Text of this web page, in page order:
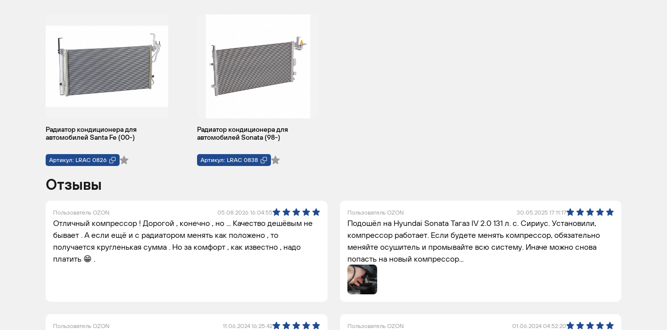
Радиатор кондиционера для
автомобилей Santa Fe (00-)
Артикул: LRAC 0826
Радиатор кондиционера для
автомобилей Sonata (98-)
Артикул: LRAC 0838
Отзывы
Пользователь OZON 05.08.2026 16:04:55
Отличный компрессор ! Дорогой , конечно , но ... Качество дешёвым не
бывает . А если ещё и с радиатором менять как положено , то
получается кругленькая сумма . Но за комфорт , как известно , надо
платить 😁 .
Пользователь OZON 30.05.2025 17:11:17
Подошёл на Hyundai Sonata Тагаз IV 2.0 131 л. с. Сириус. Установили,
компрессор работает. Если будете менять компрессор, обязательно
меняйте осушитель и промывайте всю систему. Иначе можно снова
попасть на новый компрессор...
Пользователь OZON 11.06.2024 16:25:42 Пользователь OZON 01.06.2024 04:52:20